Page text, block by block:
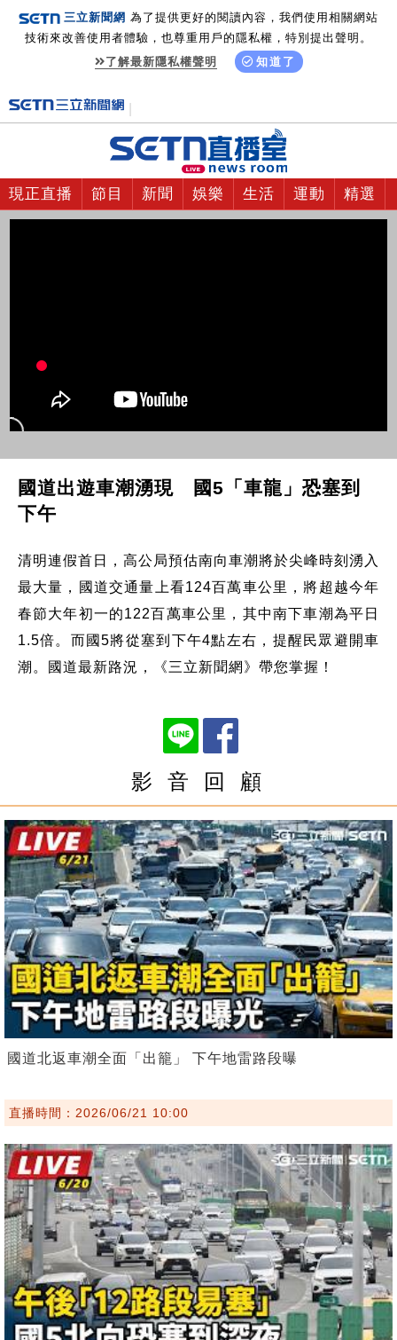
三立新聞網 為了提供更好的閱讀內容，我們使用相關網站
技術來改善使用者體驗，也尊重用戶的隱私權，特別提出聲明。
了解最新隱私權聲明
知道了
現正直播 節目 新聞 娛樂 生活 運動 精選
國道出遊車潮湧現 國5「車龍」恐塞到
下午
清明連假首日，高公局預估南向車潮將於尖峰時刻湧入
最大量，國道交通量上看124百萬車公里，將超越今年
春節大年初一的122百萬車公里，其中南下車潮為平日
1.5倍。而國5將從塞到下午4點左右，提醒民眾避開車
潮。國道最新路況，《三立新聞網》帶您掌握！
影 音 回 顧
國道北返車潮全面「出籠」 下午地雷路段曝
直播時間：2026/06/21 10:00